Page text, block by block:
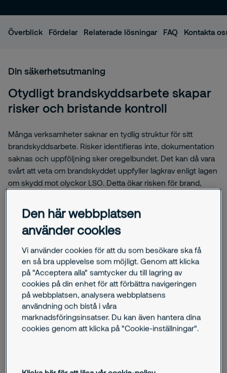
Överblick Fördelar Relaterade lösningar FAQ Kontakta
Din säkerhetsutmaning
Otydligt brandskyddsarbete skapar
risker och bristande kontroll
Många verksamheter saknar en tydlig struktur för sitt
brandskyddsarbete. Risker identifieras inte, dokumentation
saknas och uppföljning sker oregelbundet. Det kan då vara
svårt att veta om brandskyddet uppfyller lagkrav enligt lagen
om skydd mot olyckor LSO. Detta ökar risken för brand,
Hur vi kan hjälpa dig
Systematiskt brandskyddsarbete
(SBA)
Vi hjälper dig att bygga upp ett fungerande
Den här webbplatsen
använder cookies
Vi använder cookies för att du som besökare ska få
en så bra upplevelse som möjligt. Genom att klicka
på "Acceptera alla" samtycker du till lagring av
cookies på din enhet för att förbättra navigeringen
på webbplatsen, analysera webbplatsens
användning och bistå i våra
marknadsföringsinsatser. Du kan även hantera dina
cookies genom att klicka på "Cookie-inställningar".